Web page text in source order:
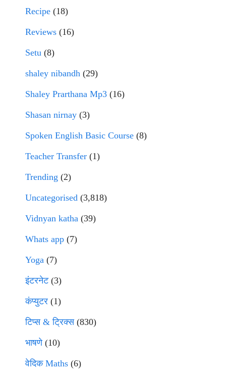
Recipe (18)
Reviews (16)
Setu (8)
shaley nibandh (29)
Shaley Prarthana Mp3 (16)
Shasan nirnay (3)
Spoken English Basic Course (8)
Teacher Transfer (1)
Trending (2)
Uncategorised (3,818)
Vidnyan katha (39)
Whats app (7)
Yoga (7)
इंटरनेट(3)
कंप्युटर (1)
टिप्स & ट्रिक्स(830)
भाषणे(10)
वेदिक Maths (6)